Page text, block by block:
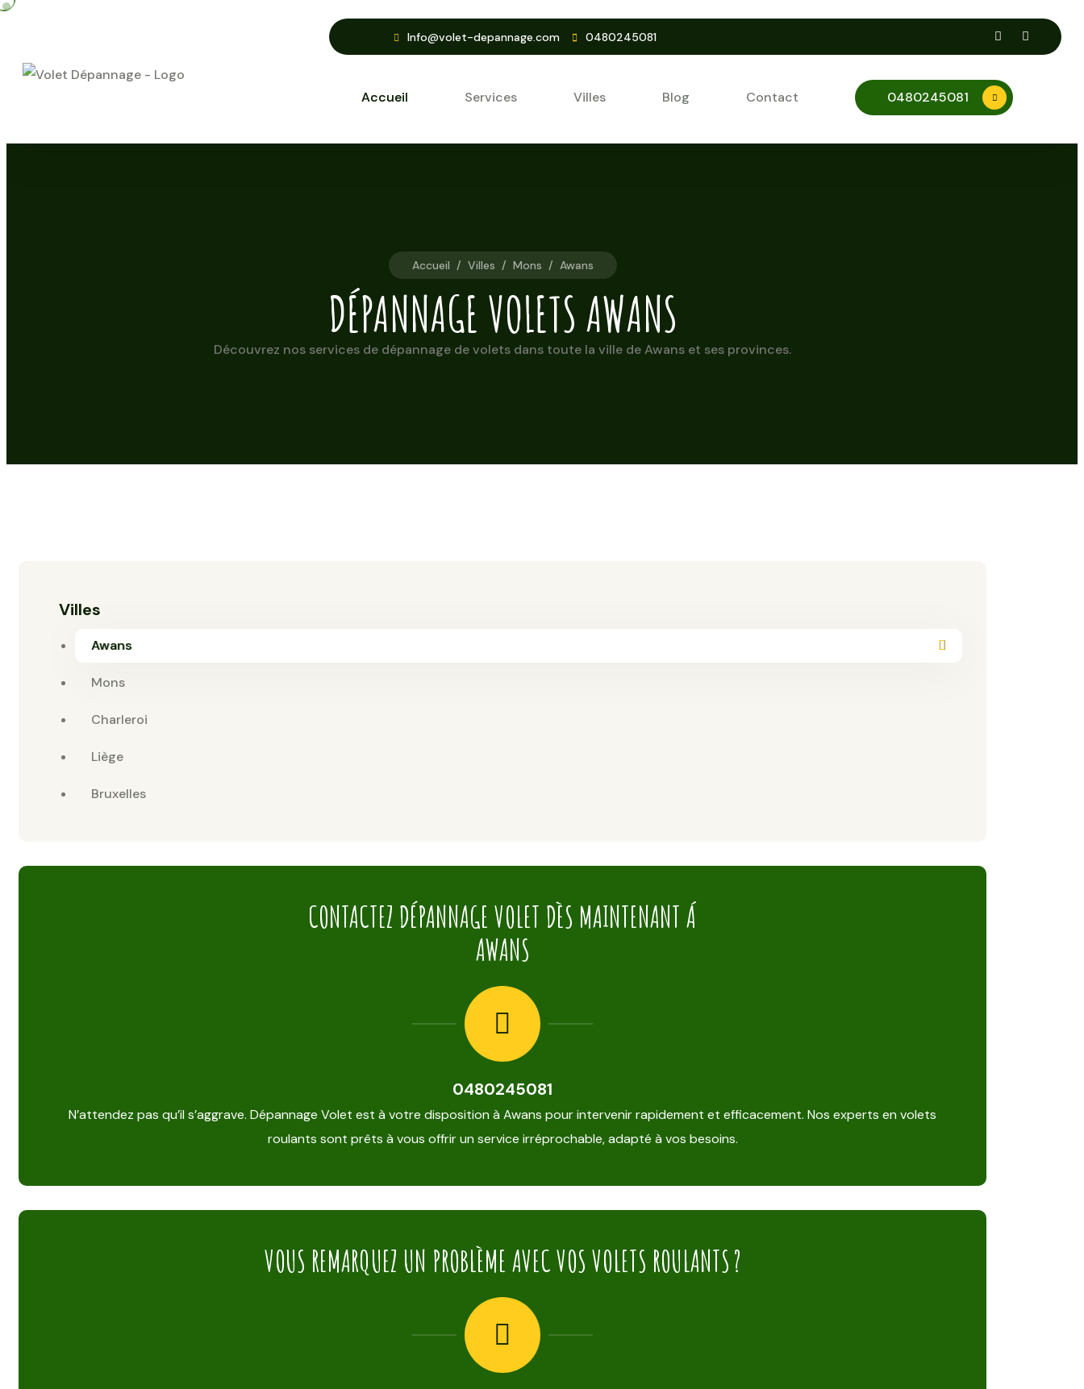
Info@volet-depannage.com 0480245081
Accueil Services Villes Blog Contact 0480245081
Accueil / Villes / Mons / Awans
DÉPANNAGE VOLETS AWANS
Découvrez nos services de dépannage de volets dans toute la ville de Awans et ses provinces.
Villes
Awans
Mons
Charleroi
Liège
Bruxelles
CONTACTEZ DÉPANNAGE VOLET DÈS MAINTENANT Á
AWANS
0480245081
N’attendez pas qu’il s’aggrave. Dépannage Volet est à votre disposition à Awans pour intervenir rapidement et efficacement. Nos experts en volets
roulants sont prêts à vous offrir un service irréprochable, adapté à vos besoins.
VOUS REMARQUEZ UN PROBLÈME AVEC VOS VOLETS ROULANTS ?